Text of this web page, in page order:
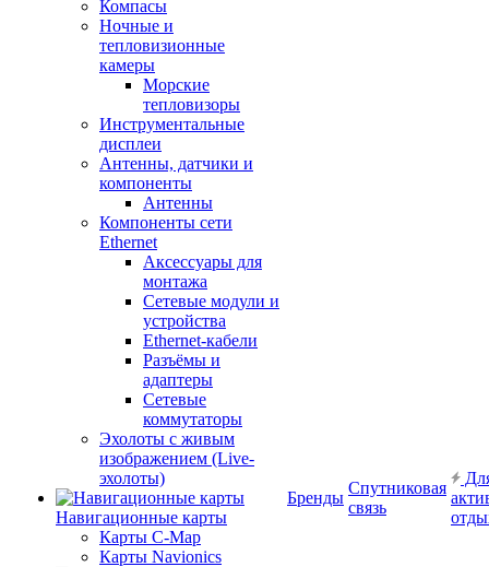
Компасы
Ночные и
тепловизионные
камеры
Морские
тепловизоры
Инструментальные
дисплеи
Антенны, датчики и
компоненты
Антенны
Компоненты сети
Ethernet
Аксессуары для
монтажа
Сетевые модули и
устройства
Ethernet-кабели
Разъёмы и
адаптеры
Сетевые
коммутаторы
Эхолоты с живым
изображением (Live-
эхолоты)
Навигационные карты
Карты C-Map
Карты Navionics
Бренды
Спутниковая
связь